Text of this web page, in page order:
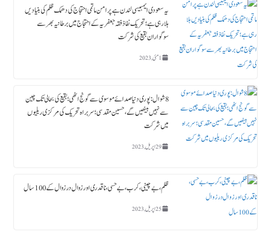
یہ سعودی ایمبیسی لندن ہے پرامن ماتمی احتجاج کی دھمک ظلم کی بنیادیں
ہلا رہی ہے؛ تحریک نفاذ فقہ جعفریہ کے احتجاج میں برطانیہ بھر سے
سوگواران بقیع کی شرکت
1 مئی, 2023
8 شوال : پوری دنیا صدائے موسوی سے گونج اٹھی ؛ بقیع کی بحالی تک چین
سے نہیں بیٹھیں گے، حسین مقدسی؛ سربراہ تحریک کی مرکزی ریلیوں
میں شرکت
29 اپریل, 2023
ظلم،بے چینی،کرب، بے حسی، ناقدری اور زوال در زوال کے 100سال
25 اپریل, 2023